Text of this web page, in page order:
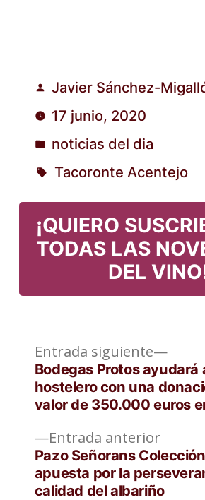
Publicado
por
Javier Sánchez-
17 junio, 2020
Publicado
en
noticias del dia
Tacoronte Acentejo
¡QUIERO
TODAS LAS
DEL
Navegación
de
entradas
Entrada anteriorEntrada
Pazo Señorans
apuesta por la
calidad del albariño
Entrada siguiente
Bodegas Protos ayudará
hostelero con una
valor de 350.000 euros